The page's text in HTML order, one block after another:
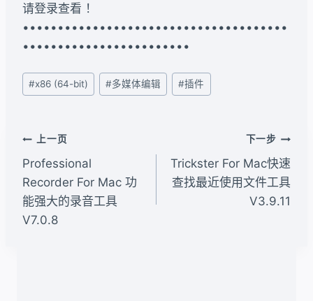
请登录查看 ！
••••••••••••••••••••••••••••••••••••••
••••••••••••••••••••••••
文
章
签：
#x86 (64-bit) #多媒体编辑 #插件
文
章
导
航
上一页
Professional
Recorder For Mac 功
能强大的录音工具
V7.0.8
下一步
Trickster For Mac快速
查找最近使用文件工具
V3.9.11